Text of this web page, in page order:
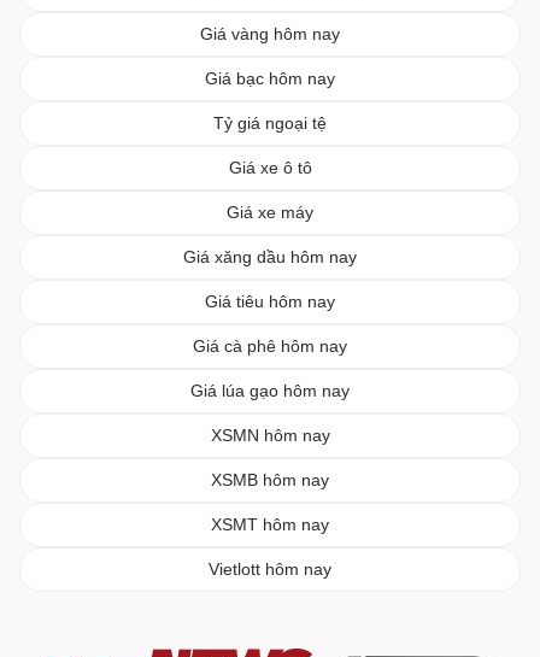
Giá vàng hôm nay
Giá bạc hôm nay
Tỷ giá ngoại tệ
Giá xe ô tô
Giá xe máy
Giá xăng dầu hôm nay
Giá tiêu hôm nay
Giá cà phê hôm nay
Giá lúa gạo hôm nay
XSMN hôm nay
XSMB hôm nay
XSMT hôm nay
Vietlott hôm nay